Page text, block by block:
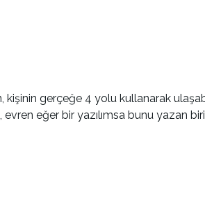
gerçeğe 4 yolu kullanarak
eğer bir yazılımsa bunu yazan